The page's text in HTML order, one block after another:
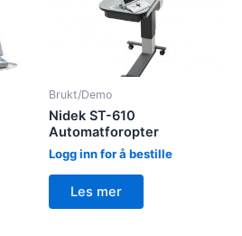
Brukt/Demo
Nidek ST-610
Automatforopter
Logg inn for å bestille
Les mer